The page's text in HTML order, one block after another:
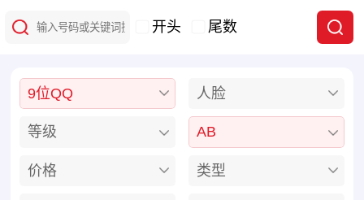
开头 尾数
9位QQ 人脸
等级 AB
价格 类型